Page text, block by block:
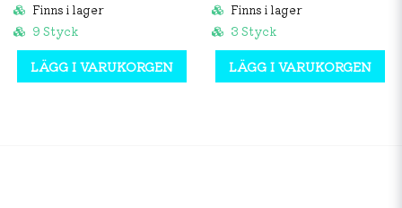
Finns i lager
9 Styck
LÄGG I VARUKORGEN
Finns i lager
3 Styck
LÄGG I VARUKORGEN